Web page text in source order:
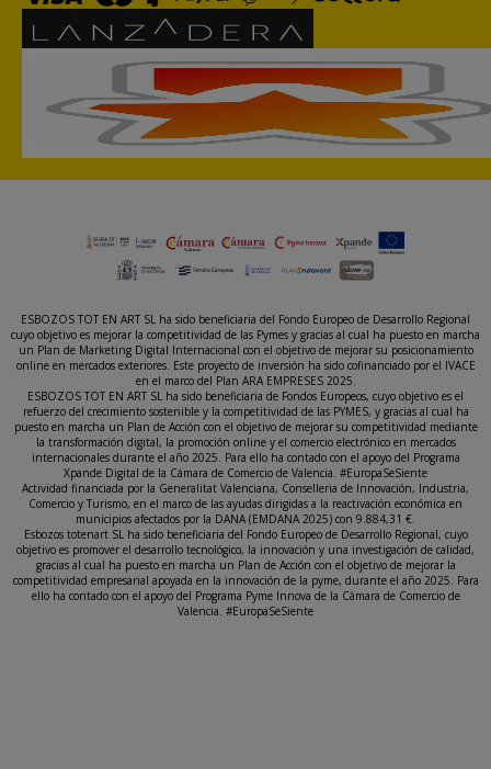
ESBOZOS TOT EN ART SL ha sido beneficiaria del Fondo Europeo de Desarrollo Regional
cuyo objetivo es mejorar la competitividad de las Pymes y gracias al cual ha puesto en marcha
un Plan de Marketing Digital Internacional con el objetivo de mejorar su posicionamiento
online en mercados exteriores. Este proyecto de inversión ha sido cofinanciado por el IVACE
en el marco del Plan ARA EMPRESES 2025.
ESBOZOS TOT EN ART SL ha sido beneficiaria de Fondos Europeos, cuyo objetivo es el
refuerzo del crecimiento sostenible y la competitividad de las PYMES, y gracias al cual ha
puesto en marcha un Plan de Acción con el objetivo de mejorar su competitividad mediante
la transformación digital, la promoción online y el comercio electrónico en mercados
internacionales durante el año 2025. Para ello ha contado con el apoyo del Programa
Xpande Digital de la Cámara de Comercio de Valencia. #EuropaSeSiente
Actividad financiada por la Generalitat Valenciana, Conselleria de Innovación, Industria,
Comercio y Turismo, en el marco de las ayudas dirigidas a la reactivación económica en
municipios afectados por la DANA (EMDANA 2025) con 9.884,31 €.
Esbozos totenart SL ha sido beneficiaria del Fondo Europeo de Desarrollo Regional, cuyo
objetivo es promover el desarrollo tecnológico, la innovación y una investigación de calidad,
gracias al cual ha puesto en marcha un Plan de Acción con el objetivo de mejorar la
competitividad empresarial apoyada en la innovación de la pyme, durante el año 2025. Para
ello ha contado con el apoyo del Programa Pyme Innova de la Cámara de Comercio de
Valencia. #EuropaSeSiente